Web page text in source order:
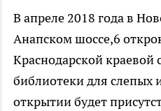
В апреле 2018 года в
Анапском шоссе,6
Краснодарской краевой
библиотеки для слепых
открытии будет